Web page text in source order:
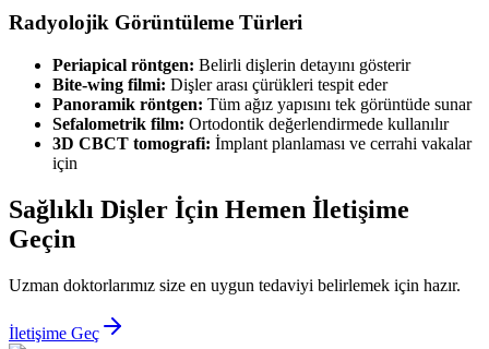
Radyolojik Görüntüleme Türleri
Periapical röntgen: Belirli dişlerin detayını gösterir
Bite-wing filmi: Dişler arası çürükleri tespit eder
Panoramik röntgen: Tüm ağız yapısını tek görüntüde sunar
Sefalometrik film: Ortodontik değerlendirmede kullanılır
3D CBCT tomografi: İmplant planlaması ve cerrahi vakalar
için
Sağlıklı Dişler İçin Hemen İletişime
Geçin
Uzman doktorlarımız size en uygun tedaviyi belirlemek için hazır.
İletişime Geç